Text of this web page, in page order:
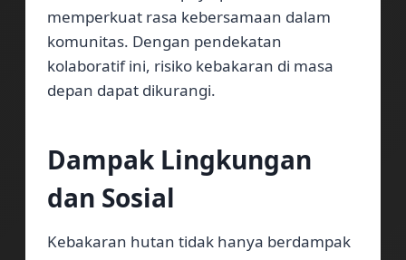
memperkuat rasa kebersamaan dalam
komunitas. Dengan pendekatan
kolaboratif ini, risiko kebakaran di masa
depan dapat dikurangi.
Dampak Lingkungan
dan Sosial
Kebakaran hutan tidak hanya berdampak